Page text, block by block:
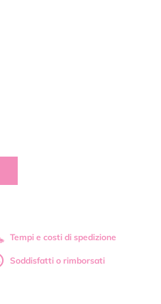
Tempi e costi di spedizione
Soddisfatti o rimborsati